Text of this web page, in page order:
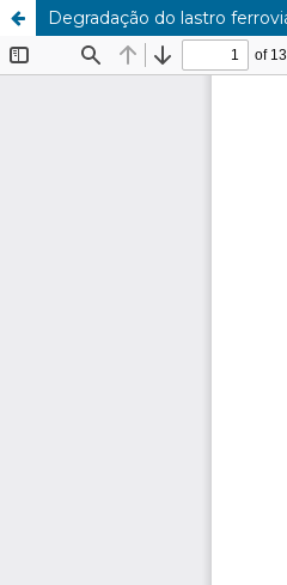
Degradação do lastro